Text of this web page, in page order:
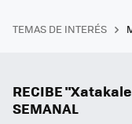
TEMAS DE INTERÉS
RECIBE
SEMANAL